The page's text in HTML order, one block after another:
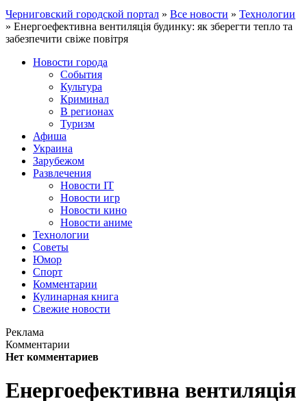
Черниговский городской портал » Все новости » Технологии
» Енергоефективна вентиляція будинку: як зберегти тепло та
забезпечити свіже повітря
Новости города
События
Культура
Криминал
В регионах
Туризм
Афиша
Украина
Зарубежом
Развлечения
Новости IT
Новости игр
Новости кино
Новости аниме
Технологии
Советы
Юмор
Спорт
Комментарии
Кулинарная книга
Свежие новости
Реклама
Комментарии
Нет комментариев
Енергоефективна вентиляція